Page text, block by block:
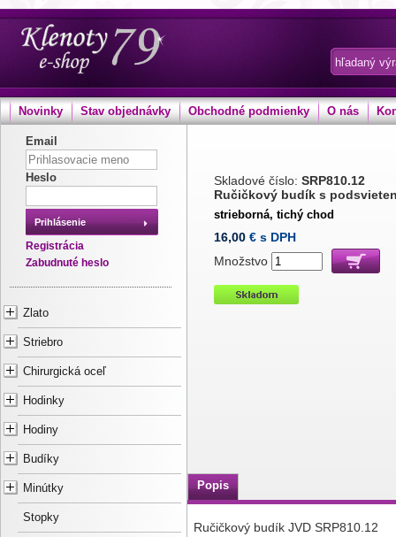
Novinky Stav objednávky Obchodné podmienky O nás
Email
Heslo
Prihlásenie
Registrácia
Zabudnuté heslo
Zlato
Striebro
Chirurgická oceľ
Hodinky
Hodiny
Budíky
Minútky
Stopky
Skladové číslo: SRP810.12
Ručičkový budík s
strieborná, tichý chod
16,00 € s DPH
Množstvo
Popis
Ručičkový budík JVD SRP810.12